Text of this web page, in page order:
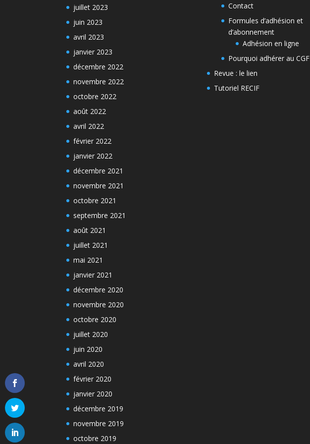
juillet 2023
juin 2023
avril 2023
janvier 2023
décembre 2022
novembre 2022
octobre 2022
août 2022
avril 2022
février 2022
janvier 2022
décembre 2021
novembre 2021
octobre 2021
septembre 2021
août 2021
juillet 2021
mai 2021
janvier 2021
décembre 2020
novembre 2020
octobre 2020
juillet 2020
juin 2020
avril 2020
février 2020
janvier 2020
décembre 2019
novembre 2019
octobre 2019
Contact
Formules d’adhésion et
d’abonnement
Adhésion en ligne
Pourquoi adhérer au CGF
Revue : le lien
Tutoriel RECIF